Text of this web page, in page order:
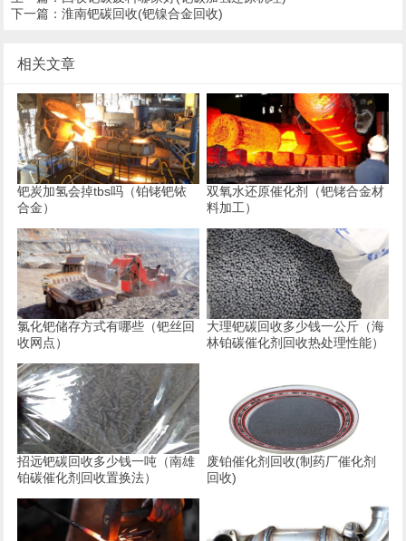
下一篇：淮南钯碳回收(钯镍合金回收)
相关文章
钯炭加氢会掉tbs吗（铂铑钯铱
合金）
双氧水还原催化剂（钯铑合金材
料加工）
氯化钯储存方式有哪些（钯丝回
收网点）
大理钯碳回收多少钱一公斤（海
林铂碳催化剂回收热处理性能）
招远钯碳回收多少钱一吨（南雄
铂碳催化剂回收置换法）
废铂催化剂回收(制药厂催化剂
回收)